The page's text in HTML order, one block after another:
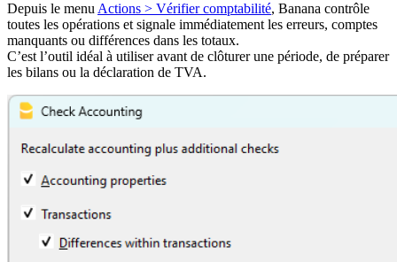
Depuis le menu Actions > Vérifier comptabilité, Banana contrôle
toutes les opérations et signale immédiatement les erreurs, comptes
manquants ou différences dans les totaux.
C’est l’outil idéal à utiliser avant de clôturer une période, de préparer
les bilans ou la déclaration de TVA.